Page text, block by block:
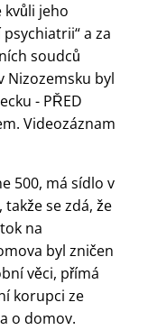
kvůli jeho
a za
soudců
Nizozemsku byl
- PŘED
Videozáznam
500, má sídlo v
se zdá, že
na
byl zničen
věci, přímá
korupci ze
o domov.